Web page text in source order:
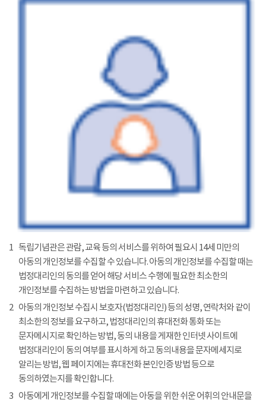
1 독립기념관은 관람, 교육 등의 서비스를 위하여 필요시 14세 미만의
아동의 개인정보를 수집할 수 있습니다. 아동의 개인정보를 수집할 때는
법정대리인의 동의를 얻어 해당 서비스 수행에 필요한 최소한의
개인정보를 수집하는 방법을 마련하고 있습니다.
2 아동의 개인정보 수집시 보호자(법정대리인) 등의 성명, 연락처와 같이
최소한의 정보를 요구하고, 법정대리인의 휴대전화 통화 또는
문자메시지로 확인하는 방법, 동의 내용을 게재한 인터넷 사이트에
법정대리인이 동의 여부를 표시하게 하고 동의내용을 문자메세지로
알리는 방법, 웹 페이지에는 휴대전화 본인인증 방법 등으로
동의하였는지를 확인합니다.
3 아동에게 개인정보를 수집할 때에는 아동을 위한 쉬운 어휘의 안내문을